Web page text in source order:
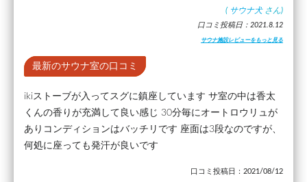
( サウナ犬 さん)
口コミ投稿日：2021.8.12
サウナ施設レビューをもっと見る
最新のサウナ室の口コミ
ikiストーブが入ってスグに鎮座しています サ室の中は香太
くんの香りが充満して良い感じ 30分毎にオートロウリュが
ありコンディションはバッチリです 座面は3段なのですが、
何処に座っても発汗が良いです
口コミ投稿日：2021/08/12